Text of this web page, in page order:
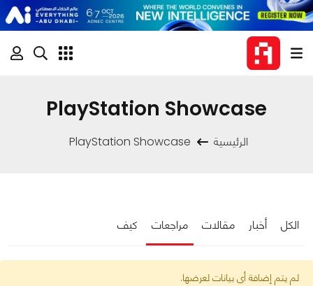
PlayStation Showcase
الرئيسية PlayStation Showcase
الكل أخبار مقالات مراجعات كيف
لم يتم إضافة أى بيانات لعرضها.